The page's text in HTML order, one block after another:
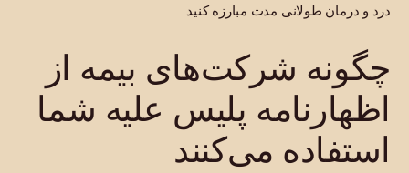
درد و درمان طولانی مدت مبارزه کنید
چگونه شرکت‌های بیمه از
اظهارنامه پلیس علیه شما
استفاده می‌کنند